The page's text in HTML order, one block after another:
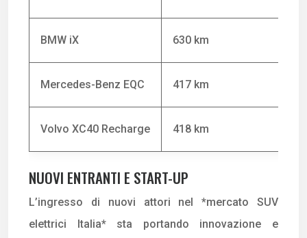
BMW iX 630 km
Mercedes-Benz EQC 417 km
Volvo XC40 Recharge 418 km
NUOVI ENTRANTI E START-UP
L’ingresso di nuovi attori nel *mercato SUV
elettrici Italia* sta portando innovazione e